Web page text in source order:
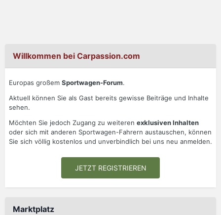
Willkommen bei Carpassion.com
Europas großem Sportwagen-Forum.
Aktuell können Sie als Gast bereits gewisse Beiträge und Inhalte
sehen.
Möchten Sie jedoch Zugang zu weiteren exklusiven Inhalten
oder sich mit anderen Sportwagen-Fahrern austauschen, können
Sie sich völlig kostenlos und unverbindlich bei uns neu anmelden.
JETZT REGISTRIEREN
Marktplatz